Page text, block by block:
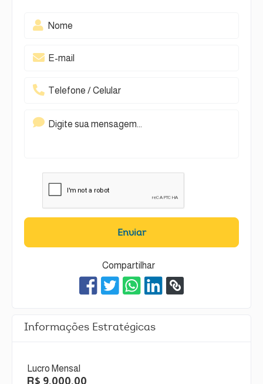
Enviar
Compartilhar
Informações Estratégicas
Lucro Mensal
R$ 9.000,00